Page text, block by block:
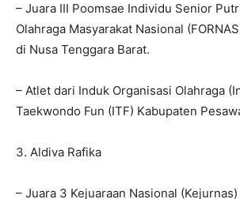
– Juara III Poomsae Individu Senior
Olahraga Masyarakat Nasional
di Nusa Tenggara Barat.
– Atlet dari Induk Organisasi Olahraga
Taekwondo Fun (ITF) Kabupaten
3. Aldiva Rafika
– Juara 3 Kejuaraan Nasional